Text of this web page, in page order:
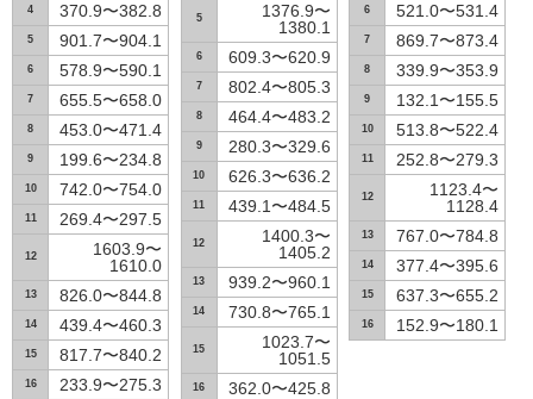
4 370.9〜382.8
5 901.7〜904.1
6 578.9〜590.1
7 655.5〜658.0
8 453.0〜471.4
9 199.6〜234.8
10 742.0〜754.0
11 269.4〜297.5
12
1603.9〜
1610.0
13 826.0〜844.8
14 439.4〜460.3
15 817.7〜840.2
16 233.9〜275.3
5
1376.9〜
1380.1
6 609.3〜620.9
7 802.4〜805.3
8 464.4〜483.2
9 280.3〜329.6
10 626.3〜636.2
11 439.1〜484.5
12
1400.3〜
1405.2
13 939.2〜960.1
14 730.8〜765.1
15
1023.7〜
1051.5
16 362.0〜425.8
6 521.0〜531.4
7 869.7〜873.4
8 339.9〜353.9
9 132.1〜155.5
10 513.8〜522.4
11 252.8〜279.3
12
1123.4〜
1128.4
13 767.0〜784.8
14 377.4〜395.6
15 637.3〜655.2
16 152.9〜180.1